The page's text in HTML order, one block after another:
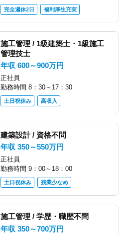
完全週休2日 福利厚生充実
施工管理 / 1級建築士・1級施工
管理技士
年収 600～900万円
正社員
勤務時間 8：30～17：30
土日祝休み 高収入
建築設計 / 資格不問
年収 350～550万円
正社員
勤務時間 9：00～18：00
土日祝休み 残業少なめ
施工管理 / 学歴・職歴不問
年収 350～700万円